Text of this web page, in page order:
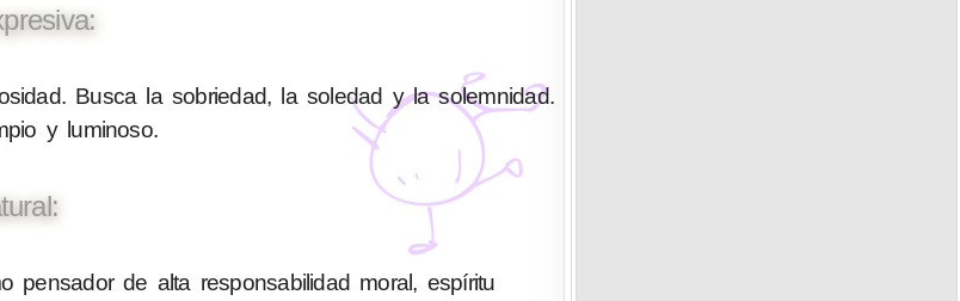
Busca la sobriedad, la soledad y la solemnidad.
y luminoso.
pensador de alta responsabilidad moral, espíritu